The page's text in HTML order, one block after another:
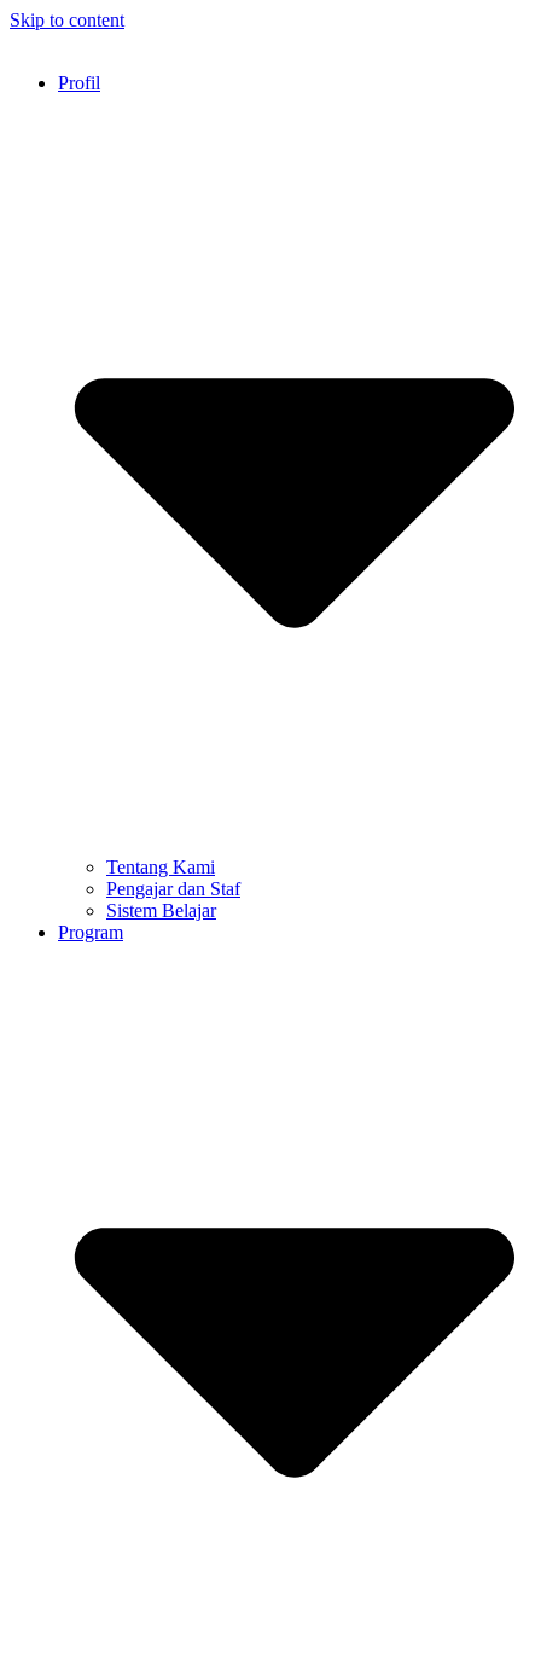
Skip to content
Profil
Tentang Kami
Pengajar dan Staf
Sistem Belajar
Program